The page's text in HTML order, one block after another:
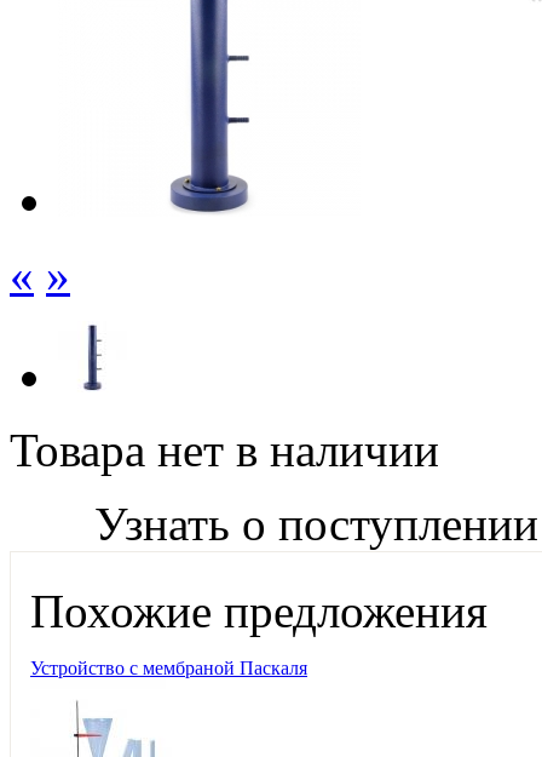
« »
Товара нет в наличии
Узнать о поступлении
Похожие предложения
Устройство с мембраной Паскаля